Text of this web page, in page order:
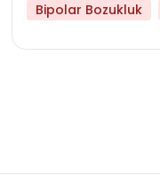
Hangi Yaşta
Bipolar Bozukluk